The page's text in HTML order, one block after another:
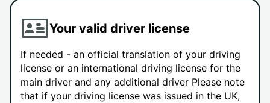
Your valid driver license
If needed - an official translation of your driving
license or an international driving license for the
main driver and any additional driver Please note
that if your driving license was issued in the UK,